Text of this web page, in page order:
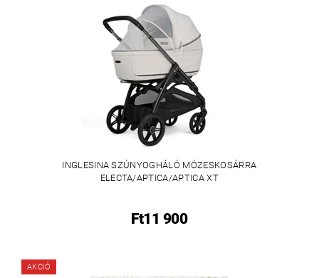
INGLESINA SZÚNYOGHÁLÓ MÓZESKOSÁRRA
ELECTA/APTICA/APTICA XT
Ft11 900
AKCIÓ